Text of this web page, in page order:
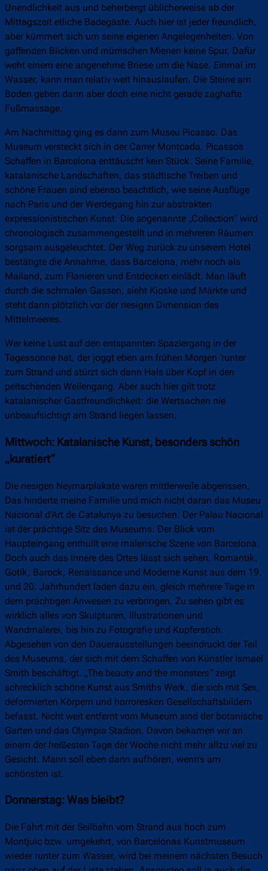
Unendlichkeit aus und beherbergt üblicherweise ab der
Mittagszeit etliche Badegäste. Auch hier ist jeder freundlich,
aber kümmert sich um seine eigenen Angelegenheiten. Von
gaffenden Blicken und mürrischen Mienen keine Spur. Dafür
weht einem eine angenehme Briese um die Nase. Einmal im
Wasser, kann man relativ weit hinauslaufen. Die Steine am
Boden geben dann aber doch eine nicht gerade zaghafte
Fußmassage.
Am Nachmittag ging es dann zum Museu Picasso. Das
Museum versteckt sich in der Carrer Montcada. Picassos
Schaffen in Barcelona enttäuscht kein Stück. Seine Familie,
katalanische Landschaften, das städtische Treiben und
schöne Frauen sind ebenso beachtlich, wie seine Ausflüge
nach Paris und der Werdegang hin zur abstrakten
expressionistischen Kunst. Die sogenannte „Collection“ wird
chronologisch zusammengestellt und in mehreren Räumen
sorgsam ausgeleuchtet. Der Weg zurück zu unserem Hotel
bestätigte die Annahme, dass Barcelona, mehr noch als
Mailand, zum Flanieren und Entdecken einlädt. Man läuft
durch die schmalen Gassen, sieht Kioske und Märkte und
steht dann plötzlich vor der riesigen Dimension des
Mittelmeeres.
Wer keine Lust auf den entspannten Spaziergang in der
Tagessonne hat, der joggt eben am frühen Morgen ‘runter
zum Strand und stürzt sich dann Hals über Kopf in den
peitschenden Wellengang. Aber auch hier gilt trotz
katalanischer Gastfreundlichkeit: die Wertsachen nie
unbeaufsichtigt am Strand liegen lassen.
Mittwoch: Katalanische Kunst, besonders schön
„kuratiert“
Die riesigen Neymarplakate waren mittlerweile abgerissen.
Das hinderte meine Familie und mich nicht daran das Museu
Nacional d’Art de Catalunya zu besuchen. Der Palau Nacional
ist der prächtige Sitz des Museums. Der Blick vom
Haupteingang enthüllt eine malerische Szene von Barcelona.
Doch auch das Innere des Ortes lässt sich sehen. Romantik,
Gotik, Barock, Renaissance und Moderne Kunst aus dem 19.
und 20. Jahrhundert laden dazu ein, gleich mehrere Tage in
dem prächtigen Anwesen zu verbringen. Zu sehen gibt es
wirklich alles von Skulpturen, Illustrationen und
Wandmalerei, bis hin zu Fotografie und Kupferstich.
Abgesehen von den Dauerausstellungen beeindruckt der Teil
des Museums, der sich mit dem Schaffen von Künstler Ismael
Smith beschäftigt. „The beauty and the monsters“ zeigt
schrecklich schöne Kunst aus Smiths Werk, die sich mit Sex,
deformierten Körpern und horroresken Gesellschaftsbildern
befasst. Nicht weit entfernt vom Museum sind der botanische
Garten und das Olympia Stadion. Davon bekamen wir an
einem der heißesten Tage der Woche nicht mehr allzu viel zu
Gesicht. Mann soll eben dann aufhören, wenn’s am
schönsten ist.
Donnerstag: Was bleibt?
Die Fahrt mit der Seilbahn vom Strand aus hoch zum
Montjuïc bzw. umgekehrt, von Barcelonas Kunstmuseum
wieder runter zum Wasser, wird bei meinem nächsten Besuch